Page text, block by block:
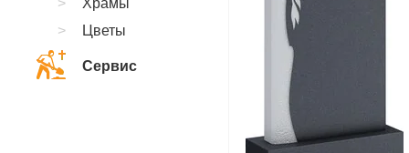
Храмы
Цветы
Сервис